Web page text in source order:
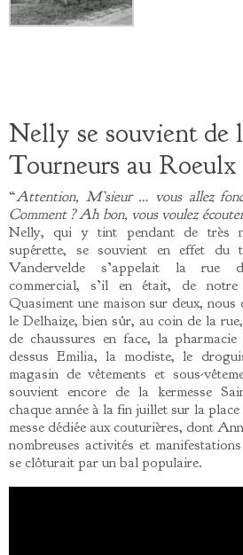
Nelly se souvient de
Tourneurs au Roeulx
“Attention, M’sieur … vous allez
Comment ? Ah bon, vous voulez
Nelly, qui y tint pendant de très
supérette, se souvient en effet du
Vandervelde s’appelait la rue
commercial, s’il en était, de
Quasiment une maison sur deux, nous
le Delhaize, bien sûr, au coin de la
de chaussures en face, la
dessus Emilia, la modiste, le
magasin de vêtements et sous-
souvient encore de la kermesse
chaque année à la fin juillet sur la
messe dédiée aux couturières, dont
nombreuses activités et
se clôturait par un bal populaire.